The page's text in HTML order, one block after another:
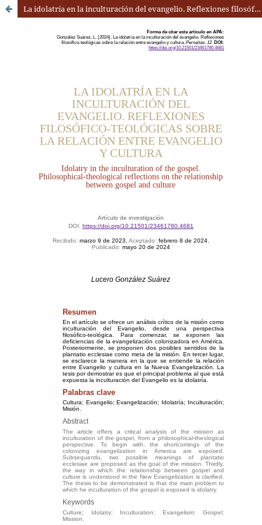
La idolatría en la inculturación del evangelio. Reflexiones filosófico-teológicas sobre la relación entre evangelio y cultura